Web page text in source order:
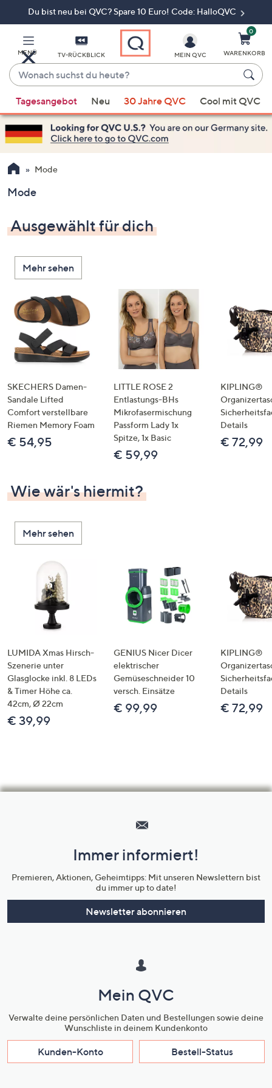
Du bist neu bei QVC? Spare 10 Euro! Code: HalloQVC
MENÜ TV-RÜCKBLICK
Wonach
suchst
du
heute?
Vorschläge
verfügbar
sind,
verwenden
Sie
Pfeiltasten
oben
und
nach
unten
oder
wischen
Sie
Touch-
Geräten
links
bzw.
rechts,
um
diese
MEIN QVC
0
WARENKORB
Tagesangebot Neu 30 Jahre QVC Cool mit QVC
Mode
Mode
Ausgewählt für dich
Mehr sehen
SKECHERS Damen-
Sandale Lifted
Comfort verstellbare
Riemen Memory Foam
€ 54,95
LITTLE ROSE 2
Entlastungs-BHs
Mikrofasermischung
Passform Lady 1x
Spitze, 1x Basic
€ 59,99
KIPLING®
Details
€ 72,99
Wie wär's hiermit?
Mehr sehen
LUMIDA Xmas Hirsch-
Szenerie unter
Glasglocke inkl. 8 LEDs
& Timer Höhe ca.
42cm, Ø 22cm
€ 39,99
GENIUS Nicer Dicer
elektrischer
Gemüseschneider 10
versch. Einsätze
€ 99,99
KIPLING®
Details
€ 72,99
Unternehmensinformationen
Immer informiert!
Premieren, Aktionen, Geheimtipps: Mit unseren Newslettern bist
du immer up to date!
Newsletter abonnieren
Mein QVC
Verwalte deine persönlichen Daten und Bestellungen sowie deine
Wunschliste in deinem Kundenkonto
Kunden-Konto Bestell-Status